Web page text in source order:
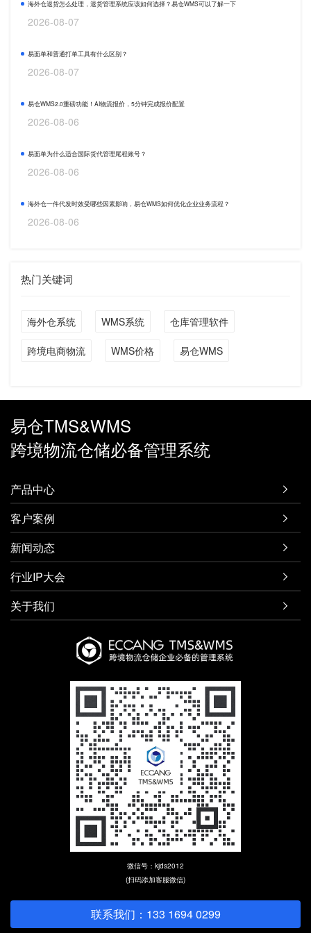
海外仓退货怎么处理，退货管理系统应该如何选择？易仓WMS可以了解一下
2026-08-07
易面单和普通打单工具有什么区别？
2026-08-07
易仓WMS2.0重磅功能！AI物流报价，5分钟完成报价配置
2026-08-06
易面单为什么适合国际货代管理尾程账号？
2026-08-06
海外仓一件代发时效受哪些因素影响，易仓WMS如何优化企业业务流程？
2026-08-06
热门关键词
海外仓系统 WMS系统 仓库管理软件
跨境电商物流 WMS价格 易仓WMS
易仓TMS&WMS
跨境物流仓储必备管理系统
产品中心 
客户案例 
新闻动态 
行业IP大会 
关于我们 
微信号：kjds2012
(扫码添加客服微信)
联系我们：133 1694 0299